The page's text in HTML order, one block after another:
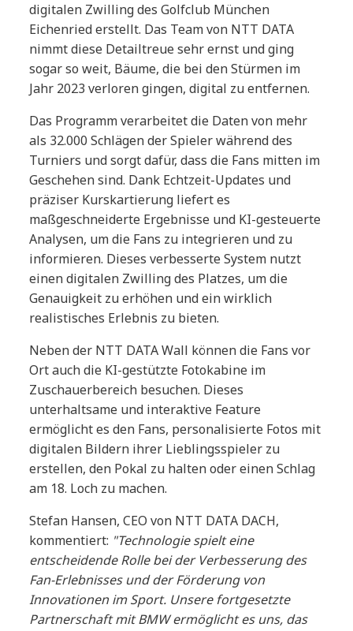
digitalen Zwilling des Golfclub München
Eichenried erstellt. Das Team von NTT DATA
nimmt diese Detailtreue sehr ernst und ging
sogar so weit, Bäume, die bei den Stürmen im
Jahr 2023 verloren gingen, digital zu entfernen.
Das Programm verarbeitet die Daten von mehr
als 32.000 Schlägen der Spieler während des
Turniers und sorgt dafür, dass die Fans mitten im
Geschehen sind. Dank Echtzeit-Updates und
präziser Kurskartierung liefert es
maßgeschneiderte Ergebnisse und KI-gesteuerte
Analysen, um die Fans zu integrieren und zu
informieren. Dieses verbesserte System nutzt
einen digitalen Zwilling des Platzes, um die
Genauigkeit zu erhöhen und ein wirklich
realistisches Erlebnis zu bieten.
Neben der NTT DATA Wall können die Fans vor
Ort auch die KI-gestützte Fotokabine im
Zuschauerbereich besuchen. Dieses
unterhaltsame und interaktive Feature
ermöglicht es den Fans, personalisierte Fotos mit
digitalen Bildern ihrer Lieblingsspieler zu
erstellen, den Pokal zu halten oder einen Schlag
am 18. Loch zu machen.
Stefan Hansen, CEO von NTT DATA DACH,
kommentiert: "Technologie spielt eine
entscheidende Rolle bei der Verbesserung des
Fan-Erlebnisses und der Förderung von
Innovationen im Sport. Unsere fortgesetzte
Partnerschaft mit BMW ermöglicht es uns, das